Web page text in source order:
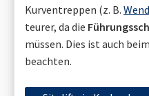
Kurventreppen (z. B.
teurer, da die
müssen. Dies ist auch
beachten.